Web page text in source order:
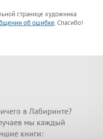
странице художника
об ошибке. Спасибо!
в Лабиринте?
мы каждый
книги: